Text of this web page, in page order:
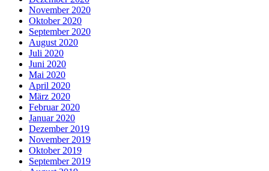
November 2020
Oktober 2020
September 2020
August 2020
Juli 2020
Juni 2020
Mai 2020
April 2020
März 2020
Februar 2020
Januar 2020
Dezember 2019
November 2019
Oktober 2019
September 2019